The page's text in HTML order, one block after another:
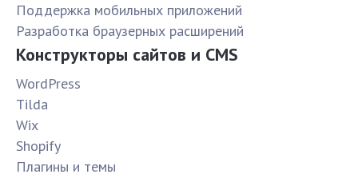
Поддержка мобильных приложений
Разработка браузерных расширений
Конструкторы сайтов и CMS
WordPress
Tilda
Wix
Shopify
Плагины и темы